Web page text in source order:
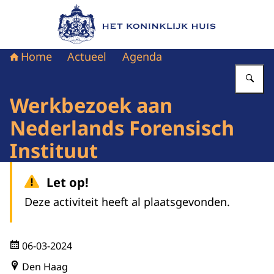
Naar de homepage van Het Koninklijk Huis
Home Actueel Agenda
Werkbezoek aan
Nederlands Forensisch
Instituut
Let op!
Deze activiteit heeft al plaatsgevonden.
06-03-2024
Den Haag